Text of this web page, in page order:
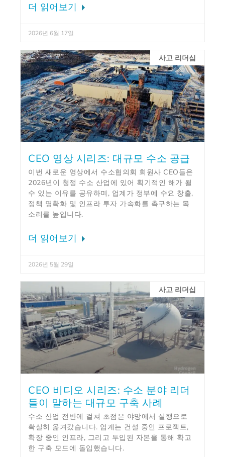
더 읽어보기
2026년 6월 17일
사고 리더십
CEO 영상 시리즈: 대규모 수소 공급
이번 새로운 영상에서 수소협의회 회원사 CEO들은
2026년이 청정 수소 산업에 있어 획기적인 해가 될
수 있는 이유를 공유하며, 업계가 정부에 수요 창출,
정책 명확화 및 인프라 투자 가속화를 촉구하는 목
소리를 높입니다.
더 읽어보기
2026년 5월 29일
사고 리더십
CEO 비디오 시리즈: 수소 분야 리더
들이 말하는 대규모 구축 사례
수소 산업 전반에 걸쳐 초점은 야망에서 실행으로
확실히 옮겨갔습니다. 업계는 건설 중인 프로젝트,
확장 중인 인프라, 그리고 투입된 자본을 통해 확고
한 구축 모드에 돌입했습니다.